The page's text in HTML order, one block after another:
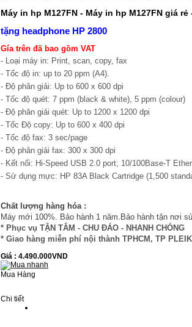
Máy in hp M127FN - Máy in hp M127FN giá
tặng headphone HP 2800
Gía trên đã bao gồm VAT
- Loại máy in: Print, scan, copy, fax
- Tốc độ in: up to 20 ppm (A4).
- Độ phân giải: Up to 600 x 600 dpi
- Tốc độ quét: 7 ppm (black & white), 5 ppm (colour)
- Độ phân giải quét: Up to 1200 x 1200 dpi
- Tốc Độ copy: Up to 600 x 400 dpi
- Tốc độ fax: 3 sec/page
- Độ phân giải fax: 300 x 300 dpi
- Kết nối: Hi-Speed USB 2.0 port; 10/100Base-T
- Sử dụng mực: HP 83A Black Cartridge (1,500
Chất lượng hàng hóa :
Máy mới 100%. Bảo hành 1 năm.Bảo hành tận nơi
* Phục vụ TẬN TÂM - CHU ĐÁO - NHANH CHÓNG
* Giao hàng miễn phí nội thành TPHCM, TP
Giá : 4.490.000VND
Mua Hàng
Chi tiết